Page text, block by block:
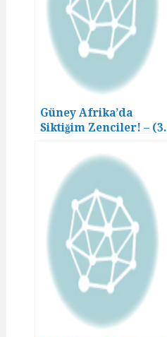
Güney Afrika’da
Siktiğim Zenciler! – (3.